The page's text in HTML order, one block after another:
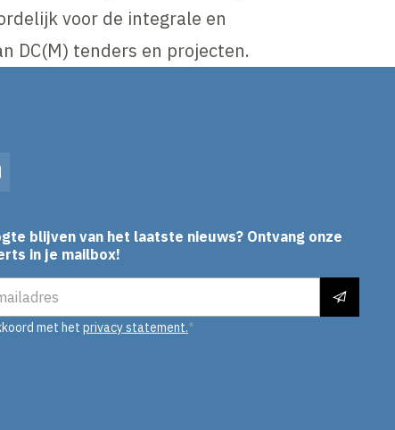
voor de integrale en
DC(M) tenders en projecten.
blijven van het laatste nieuws? Ontvang onze
in je mailbox!
met het privacy statement.